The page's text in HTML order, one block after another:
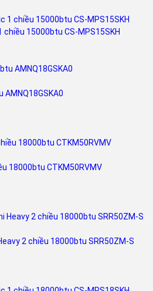
15000btu CS-MPS15SKH
18000btu CTKM50RVMV
2 chiều 18000btu SRR50ZM-S